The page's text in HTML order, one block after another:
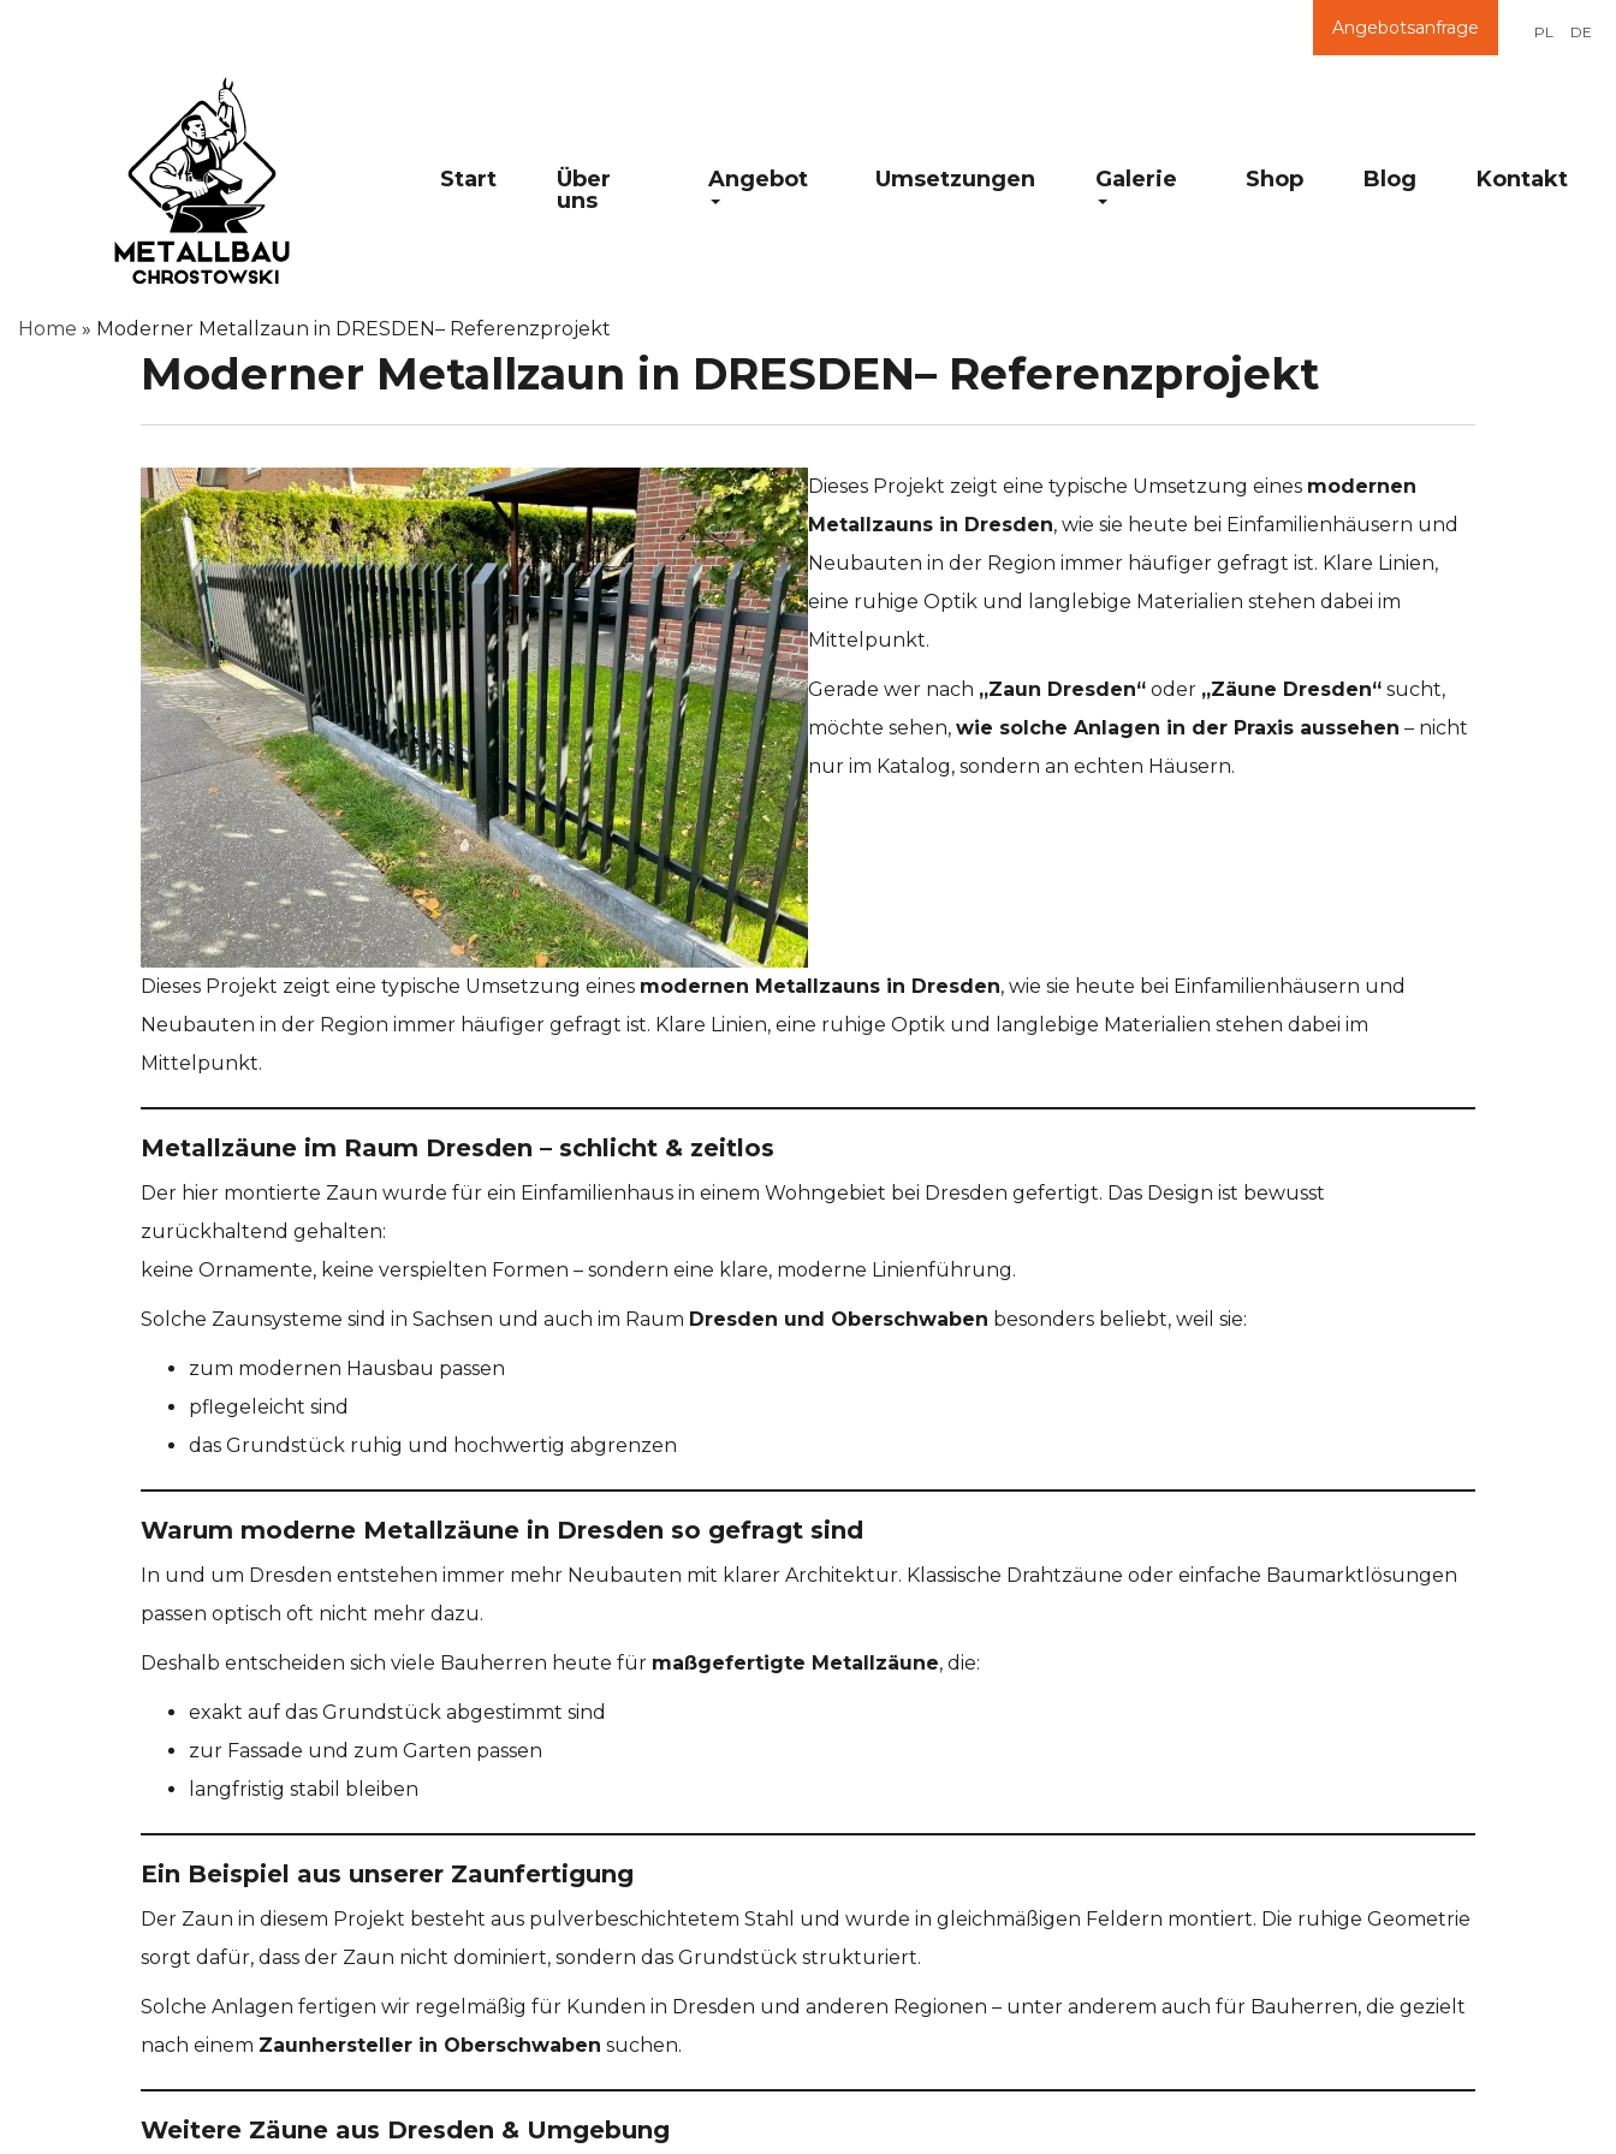
PL DE
Angebotsanfrage
Start
Über
uns
Angebot Umsetzungen Galerie Shop Blog Kontakt
Home » Moderner Metallzaun in DRESDEN– Referenzprojekt
Moderner Metallzaun in DRESDEN– Referenzprojekt
Dieses Projekt zeigt eine typische Umsetzung eines modernen
Metallzauns in Dresden, wie sie heute bei Einfamilienhäusern und
Neubauten in der Region immer häufiger gefragt ist. Klare Linien,
eine ruhige Optik und langlebige Materialien stehen dabei im
Mittelpunkt.
Gerade wer nach „Zaun Dresden“ oder „Zäune Dresden“ sucht,
möchte sehen, wie solche Anlagen in der Praxis aussehen – nicht
nur im Katalog, sondern an echten Häusern.
Dieses Projekt zeigt eine typische Umsetzung eines modernen Metallzauns in Dresden, wie sie heute bei Einfamilienhäusern und
Neubauten in der Region immer häufiger gefragt ist. Klare Linien, eine ruhige Optik und langlebige Materialien stehen dabei im
Mittelpunkt.
Metallzäune im Raum Dresden – schlicht & zeitlos
Der hier montierte Zaun wurde für ein Einfamilienhaus in einem Wohngebiet bei Dresden gefertigt. Das Design ist bewusst
zurückhaltend gehalten:
keine Ornamente, keine verspielten Formen – sondern eine klare, moderne Linienführung.
Solche Zaunsysteme sind in Sachsen und auch im Raum Dresden und Oberschwaben besonders beliebt, weil sie:
zum modernen Hausbau passen
pflegeleicht sind
das Grundstück ruhig und hochwertig abgrenzen
Warum moderne Metallzäune in Dresden so gefragt sind
In und um Dresden entstehen immer mehr Neubauten mit klarer Architektur. Klassische Drahtzäune oder einfache Baumarktlösungen
passen optisch oft nicht mehr dazu.
Deshalb entscheiden sich viele Bauherren heute für maßgefertigte Metallzäune, die:
exakt auf das Grundstück abgestimmt sind
zur Fassade und zum Garten passen
langfristig stabil bleiben
Ein Beispiel aus unserer Zaunfertigung
Der Zaun in diesem Projekt besteht aus pulverbeschichtetem Stahl und wurde in gleichmäßigen Feldern montiert. Die ruhige Geometrie
sorgt dafür, dass der Zaun nicht dominiert, sondern das Grundstück strukturiert.
Solche Anlagen fertigen wir regelmäßig für Kunden in Dresden und anderen Regionen – unter anderem auch für Bauherren, die gezielt
nach einem Zaunhersteller in Oberschwaben suchen.
Weitere Zäune aus Dresden & Umgebung